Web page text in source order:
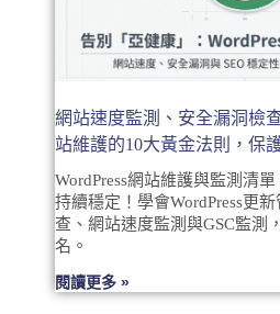
網站速度監測、安全漏洞檢
站維護的10大黃金法則，保
WordPress網站維護與監測清
持續穩定！學會WordPress更
查、網站速度監測與GSC監測
名。
閱讀更多 »